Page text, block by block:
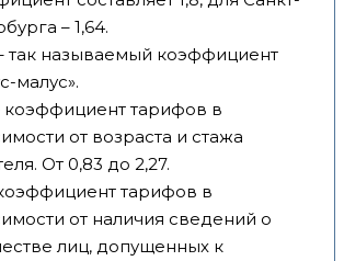
– 1,64.
так называемый коэффициент
малус».
коэффициент тарифов в
от возраста и стажа
От 0,83 до 2,27.
тарифов в
от наличия сведений о
лиц, допущенных к